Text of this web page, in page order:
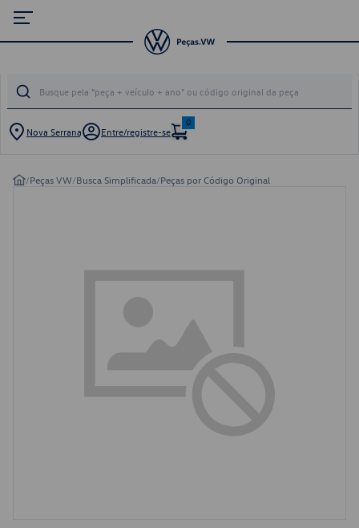
Nova Serrana Entre/registre-se
0
/Peças VW/Busca Simplificada/Peças por Código Original